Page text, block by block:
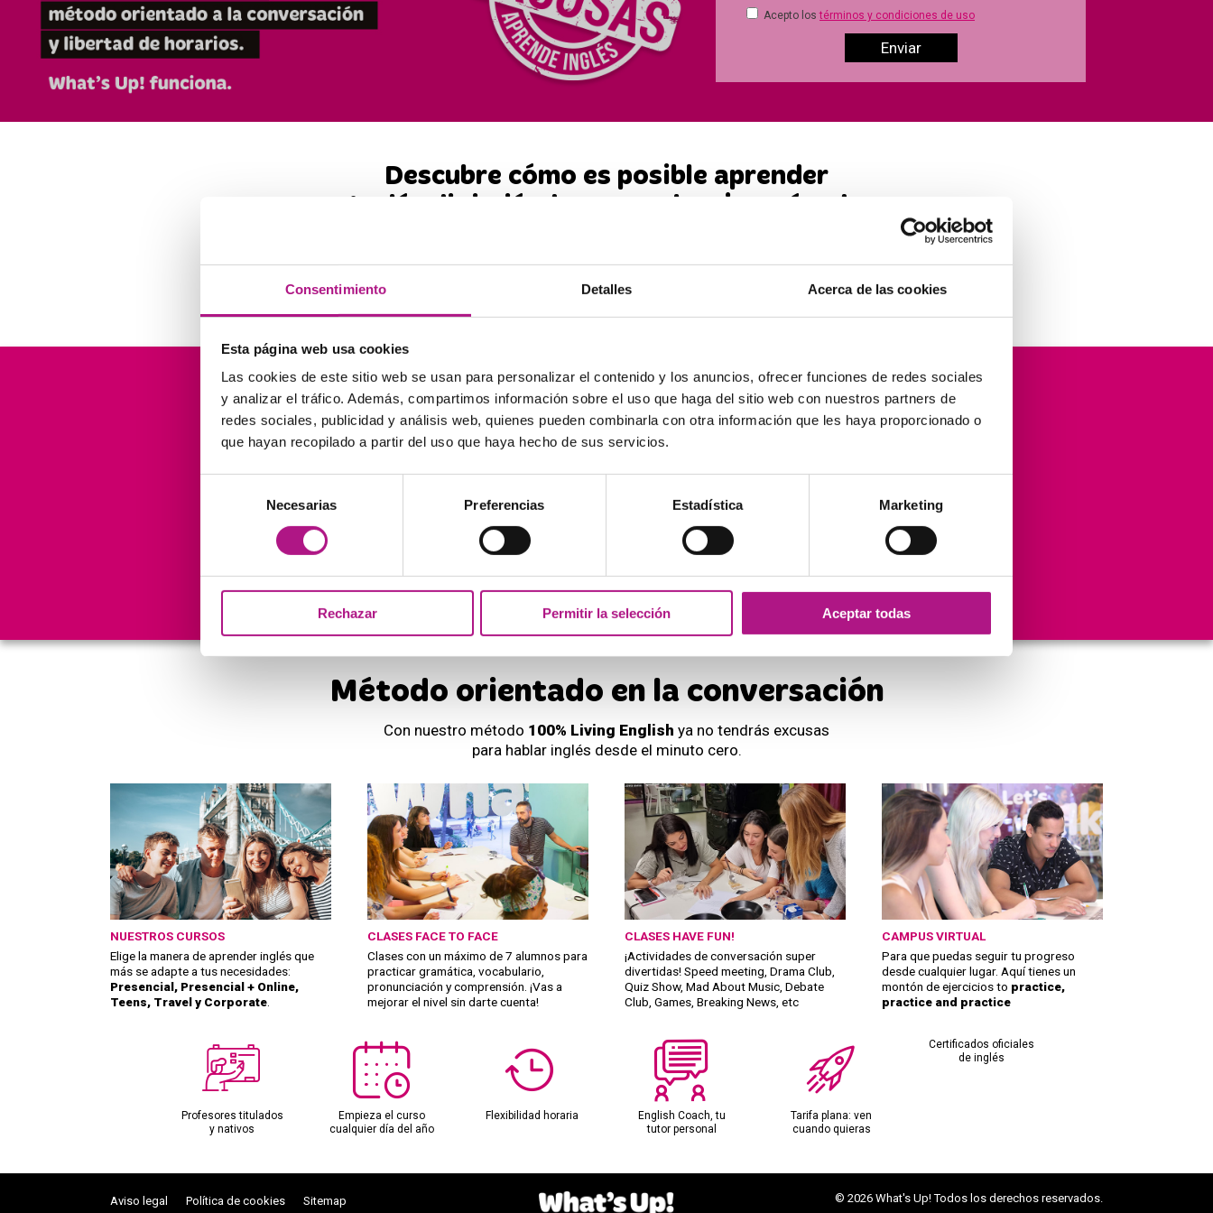
Consentimiento Detalles Acerca de las cookies
Esta página web usa cookies
Las cookies de este sitio web se usan para personalizar el contenido y los anuncios, ofrecer funciones de redes sociales
y analizar el tráfico. Además, compartimos información sobre el uso que haga del sitio web con nuestros partners de
redes sociales, publicidad y análisis web, quienes pueden combinarla con otra información que les haya proporcionado o
que hayan recopilado a partir del uso que haya hecho de sus servicios.
consentimiento
Necesarias Preferencias Estadística Marketing
Rechazar Permitir la selección Aceptar todas
Acepto lostérminos y condiciones de uso
Descubre cómo es posible aprender
la matrícula gratuita y dcto. Especial.
(Plazas limitadas y no acumulable)
Líder en enseñanza de inglés de forma
presencial y online en España
150.000
Cursos
Academias en
What's Up!
En valoración
* Desde Enero 2020
12.000.000
Visitas anuales
Método orientado en la conversación
Con nuestro método 100% Living English ya no tendrás excusas
para hablar inglés desde el minuto cero.
NUESTROS CURSOS
Elige la manera de aprender inglés que
más se adapte a tus necesidades:
Presencial, Presencial + Online,
Teens, Travel y Corporate.
CLASES FACE TO FACE
Clases con un máximo de 7 alumnos para
practicar gramática, vocabulario,
pronunciación y comprensión. ¡Vas a
mejorar el nivel sin darte cuenta!
CLASES HAVE FUN!
¡Actividades de conversación super
divertidas! Speed meeting, Drama Club,
Quiz Show, Mad About Music, Debate
Club, Games, Breaking News, etc
CAMPUS VIRTUAL
Para que puedas seguir tu progreso
desde cualquier lugar. Aquí tienes un
montón de ejercicios to practice,
practice and practice
Profesores titulados
y nativos
Empieza el curso
cualquier día del año
Flexibilidad horaria
English Coach, tu
tutor personal
Tarifa plana: ven
cuando quieras
Certificados oficiales
de inglés
Aviso legal Política de cookies Sitemap © 2026 What's Up! Todos los derechos reservados.